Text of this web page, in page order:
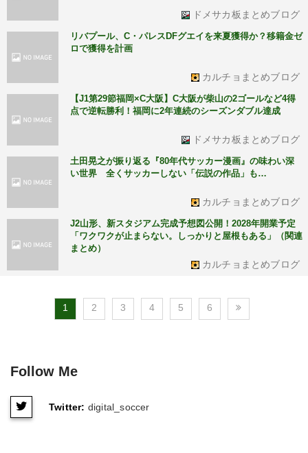
ドメサカ板まとめブログ
リバプール、C・パレスDFグエイを来夏獲得か？移籍金ゼ
ロで獲得を計画
カルチョまとめブログ
【J1第29節福岡×C大阪】C大阪が柴山の2ゴールなど4得
点で逆転勝利！福岡に2年連続のシーズンダブル達成
ドメサカ板まとめブログ
土田晃之が振り返る『80年代サッカー漫画』の味わい深
い世界 全くサッカーしない「伝説の作品」も…
カルチョまとめブログ
J2山形、新スタジアム完成予想図公開！2028年開業予定
「ワクワクが止まらない。しっかりと屋根もある」（関連
まとめ）
カルチョまとめブログ
1 2 3 4 5 6
Follow Me
Twitter: digital_soccer